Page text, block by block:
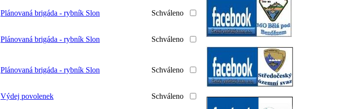
Plánovaná brigáda - rybník Slon Schváleno
Plánovaná brigáda - rybník Slon Schváleno
Plánovaná brigáda - rybník Slon Schváleno
Výdej povolenek Schváleno